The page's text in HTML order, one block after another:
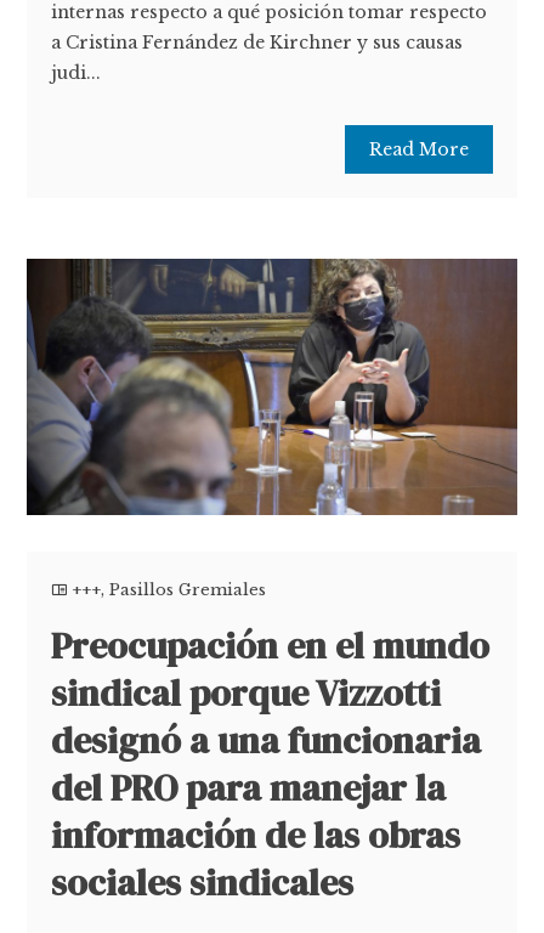
internas respecto a qué posición tomar respecto
a Cristina Fernández de Kirchner y sus causas
judi...
Read More
+++,Pasillos Gremiales
Preocupación en el mundo
sindical porque Vizzotti
designó a una funcionaria
del PRO para manejar la
información de las obras
sociales sindicales